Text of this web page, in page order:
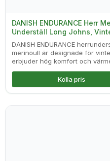
i jämförelse
DANISH ENDURANCE Herr
Underställ Long Johns,
DANISH ENDURANCE
merinoull är designade för
erbjuder hög komfort och
Kolla pris